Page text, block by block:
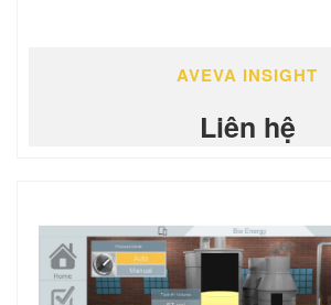
AVEVA INSIGHT
Liên hệ